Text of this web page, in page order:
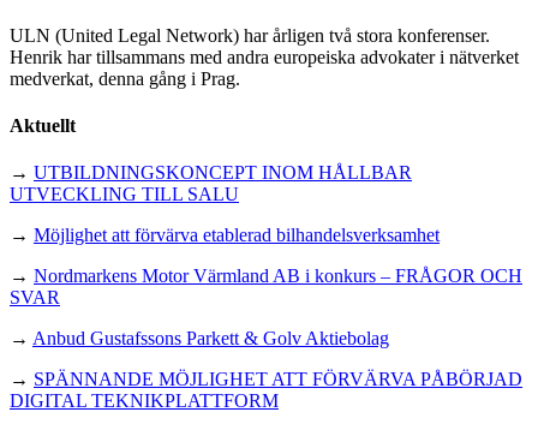
ULN (United Legal Network) har årligen två stora konferenser.
Henrik har tillsammans med andra europeiska advokater i nätverket
medverkat, denna gång i Prag.
Aktuellt
→ UTBILDNINGSKONCEPT INOM HÅLLBAR
UTVECKLING TILL SALU
→ Möjlighet att förvärva etablerad bilhandelsverksamhet
→ Nordmarkens Motor Värmland AB i konkurs – FRÅGOR OCH
SVAR
→ Anbud Gustafssons Parkett & Golv Aktiebolag
→ SPÄNNANDE MÖJLIGHET ATT FÖRVÄRVA PÅBÖRJAD
DIGITAL TEKNIKPLATTFORM